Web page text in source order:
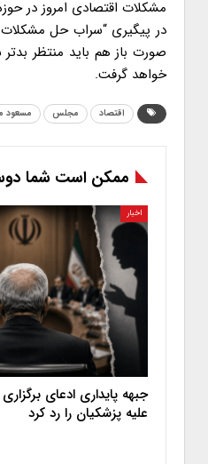
مشکلات اقتصادی امروز در
در پیگیری “سراب حل مشکلات
صورت باز هم باید منتظر
خواهد گرفت.
اقتصاد مجلس مسعود
ممکن است شما
اخبار
جبهه پایداری ادعای
علیه پزشکیان را رد کرد